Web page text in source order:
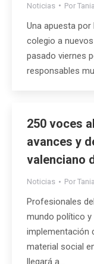
Noticias Por
Una apuesta
colegio a
pasado viernes
responsables
250 voces
avances y
valenciano
Noticias Por
Profesionales
mundo político y
implementación
material social
llegará a…